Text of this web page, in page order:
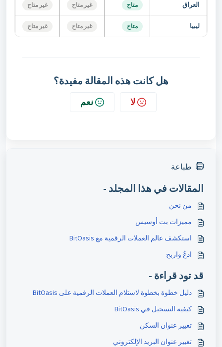
العراق متاح غير متاح غير متاح
ليبيا متاح غير متاح غير متاح
هل كانت هذه المقالة مفيدة؟
لا نعم
طباعة
المقالات في هذا المجلد -
من نحن
مميزات بت أوسيس
استكشف عالم العملات الرقمية مع BitOasis
ادعُ واربح
قد تود قراءة -
دليل خطوة بخطوة لاستلام العملات الرقمية على BitOasis
كيفية التسجيل في BitOasis
تغيير عنوان السكن
تغيير عنوان البريد الإلكتروني